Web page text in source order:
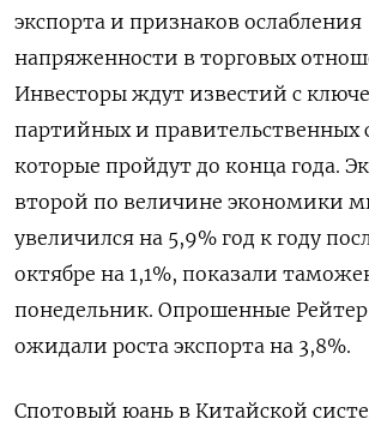
экспорта и признаков ослабления
напряженности в торговых
Инвесторы ждут известий с
партийных и правительственных
которые пройдут до конца года.
второй по величине экономики
увеличился на 5,9% год к году
октябре на 1,1%, показали
понедельник. Опрошенные
ожидали роста экспорта на 3,8%.
Спотовый юань в Китайской